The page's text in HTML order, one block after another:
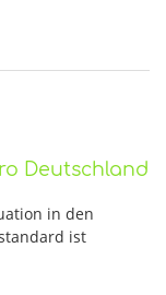
Deutschland
in den
ist